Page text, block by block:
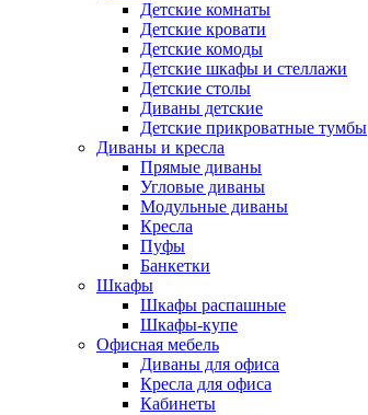
Детские комнаты
Детские кровати
Детские комоды
Детские шкафы и стеллажи
Детские столы
Диваны детские
Детские прикроватные тумбы
Диваны и кресла
Прямые диваны
Угловые диваны
Модульные диваны
Кресла
Пуфы
Банкетки
Шкафы
Шкафы распашные
Шкафы-купе
Офисная мебель
Диваны для офиса
Кресла для офиса
Кабинеты